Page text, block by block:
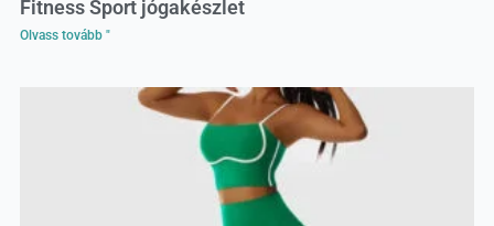
Fitness Sport jógakészlet
Olvass tovább "